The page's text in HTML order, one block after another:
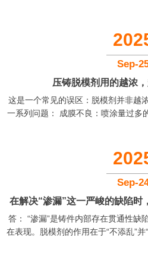
能均匀覆盖每个角落。简单简单的铸
关注脱模剂的综合性能：优先选择热
水基脱模剂。参考供应商提供的技术
进行小批量生产验证：在确定初步候
产。...
Sep-
压铸脱模剂用的越浓
这是一个常见的误区：脱模剂并非越
一系列问题： 成膜不良：喷涂量过多
Sep-
在解决“渗漏”这一严峻的缺陷时
密性方面应扮演
答： “渗漏”是铸件内部存在贯通性缺
在表现。脱模剂的作用在于“不添乱”